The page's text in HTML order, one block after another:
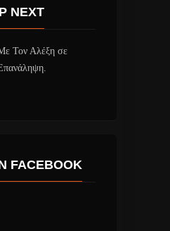
NEXT
Τον Αλέξη σε
FACEBOOK